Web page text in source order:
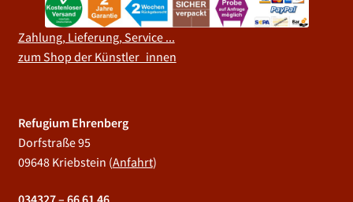
Zahlung, Lieferung, Service ...
zum Shop der Künstler_innen
Refugium Ehrenberg
Dorfstraße 95
09648 Kriebstein (Anfahrt)